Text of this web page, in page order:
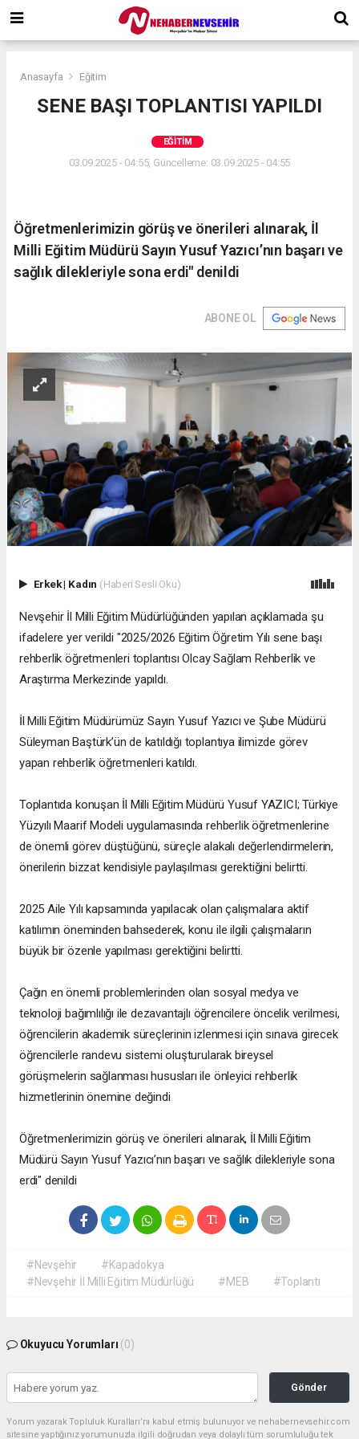
Anasayfa Eğitim
SENE BAŞI TOPLANTISI YAPILDI
EĞITIM
03.09.2025 - 04:55, Güncelleme: 03.09.2025 - 04:55
Öğretmenlerimizin görüş ve önerileri alınarak, İl
Milli Eğitim Müdürü Sayın Yusuf Yazıcı’nın başarı ve
sağlık dilekleriyle sona erdi" denildi
ABONE OL
Erkek| Kadın (Haberi Sesli Oku)
Nevşehir İl Milli Eğitim Müdürlüğünden yapılan açıklamada şu
ifadelere yer verildi "2025/2026 Eğitim Öğretim Yılı sene başı
rehberlik öğretmenleri toplantısı Olcay Sağlam Rehberlik ve
Araştırma Merkezinde yapıldı.
İl Milli Eğitim Müdürümüz Sayın Yusuf Yazıcı ve Şube Müdürü
Süleyman Baştürk’ün de katıldığı toplantıya ilimizde görev
yapan rehberlik öğretmenleri katıldı.
Toplantıda konuşan İl Milli Eğitim Müdürü Yusuf YAZICI; Türkiye
Yüzyılı Maarif Modeli uygulamasında rehberlik öğretmenlerine
de önemli görev düştüğünü, süreçle alakalı değerlendirmelerin,
önerilerin bizzat kendisiyle paylaşılması gerektiğini belirtti.
2025 Aile Yılı kapsamında yapılacak olan çalışmalara aktif
katılımın öneminden bahsederek, konu ile ilgili çalışmaların
büyük bir özenle yapılması gerektiğini belirtti.
Çağın en önemli problemlerinden olan sosyal medya ve
teknoloji bağımlılığı ile dezavantajlı öğrencilere öncelik verilmesi,
öğrencilerin akademik süreçlerinin izlenmesi için sınava girecek
öğrencilerle randevu sistemi oluşturularak bireysel
görüşmelerin sağlanması hususları ile önleyici rehberlik
hizmetlerinin önemine değindi
Öğretmenlerimizin görüş ve önerileri alınarak, İl Milli Eğitim
Müdürü Sayın Yusuf Yazıcı’nın başarı ve sağlık dilekleriyle sona
erdi" denildi
#Nevşehir
#Kapadokya
#Nevşehir İl Milli Eğitim Müdürlüğü
#MEB #Toplantı
Okuyucu Yorumları (0)
Gönder
Yorum yazarak Topluluk Kuralları’nı kabul etmiş bulunuyor ve nehabernevsehir.com
sitesine yaptığınız yorumunuzla ilgili doğrudan veya dolaylı tüm sorumluluğu tek